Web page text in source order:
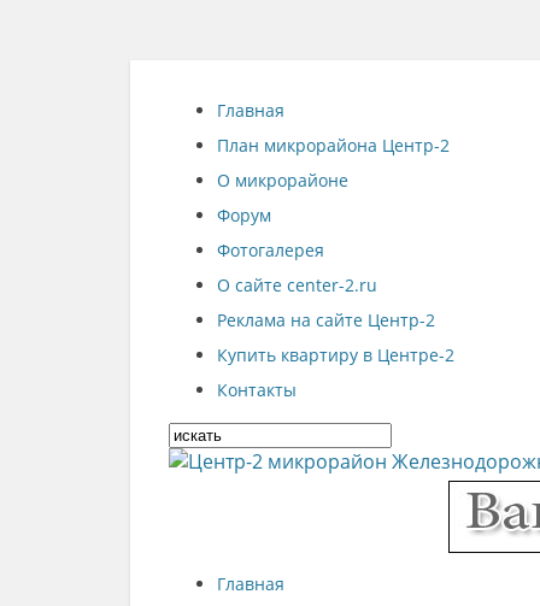
Главная
План микрорайона Центр-2
О микрорайоне
Форум
Фотогалерея
О сайте center-2.ru
Реклама на сайте Центр-2
Купить квартиру в Центре-2
Контакты
Главная